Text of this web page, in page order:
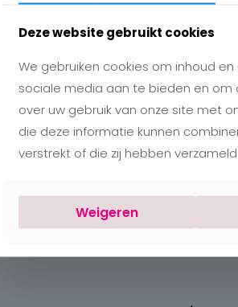
Deze website gebruikt cookies
We gebruiken cookies om inhoud
sociale media aan te bieden en om
over uw gebruik van onze site met
die deze informatie kunnen
verstrekt of die zij hebben
Weigeren